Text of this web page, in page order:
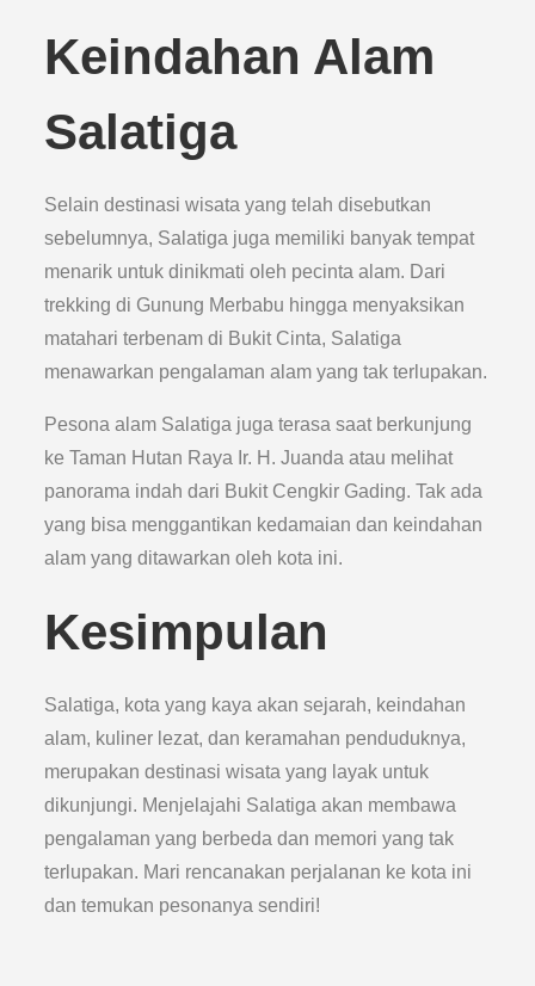
Keindahan Alam
Salatiga
Selain destinasi wisata yang telah disebutkan
sebelumnya, Salatiga juga memiliki banyak tempat
menarik untuk dinikmati oleh pecinta alam. Dari
trekking di Gunung Merbabu hingga menyaksikan
matahari terbenam di Bukit Cinta, Salatiga
menawarkan pengalaman alam yang tak terlupakan.
Pesona alam Salatiga juga terasa saat berkunjung
ke Taman Hutan Raya Ir. H. Juanda atau melihat
panorama indah dari Bukit Cengkir Gading. Tak ada
yang bisa menggantikan kedamaian dan keindahan
alam yang ditawarkan oleh kota ini.
Kesimpulan
Salatiga, kota yang kaya akan sejarah, keindahan
alam, kuliner lezat, dan keramahan penduduknya,
merupakan destinasi wisata yang layak untuk
dikunjungi. Menjelajahi Salatiga akan membawa
pengalaman yang berbeda dan memori yang tak
terlupakan. Mari rencanakan perjalanan ke kota ini
dan temukan pesonanya sendiri!